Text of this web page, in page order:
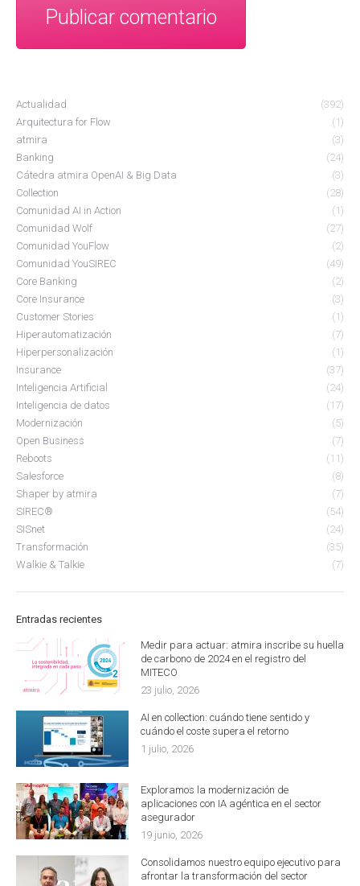
Publicar comentario
Actualidad
(392)
Arquitectura for Flow
(1)
atmira
(3)
Banking
(24)
Cátedra atmira OpenAI & Big Data
(3)
Collection
(28)
Comunidad AI in Action
(1)
Comunidad Wolf
(27)
Comunidad YouFlow
(2)
Comunidad YouSIREC
(49)
Core Banking
(2)
Core Insurance
(3)
Customer Stories
(1)
Hiperautomatización
(7)
Hiperpersonalización
(1)
Insurance
(37)
Inteligencia Artificial
(24)
Inteligencia de datos
(17)
Modernización
(5)
Open Business
(7)
Reboots
(11)
Salesforce
(8)
Shaper by atmira
(7)
SIREC®
(54)
SISnet
(24)
Transformación
(35)
Walkie & Talkie
(7)
Entradas recientes
Medir para actuar: atmira inscribe su huella
de carbono de 2024 en el registro del
MITECO
23 julio, 2026
AI en collection: cuándo tiene sentido y
cuándo el coste supera el retorno
1 julio, 2026
Exploramos la modernización de
aplicaciones con IA agéntica en el sector
asegurador
19 junio, 2026
Consolidamos nuestro equipo ejecutivo para
afrontar la transformación del sector